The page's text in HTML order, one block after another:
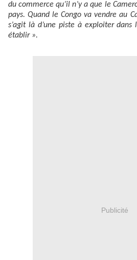
du commerce qu’il n’y a que le
pays. Quand le Congo va vendre au
s’agit là d’une piste à exploiter
établir ».
Publicité